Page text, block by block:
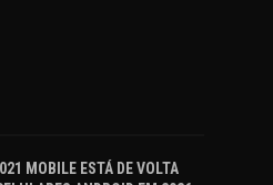
MOBILE ESTÁ DE VOLTA